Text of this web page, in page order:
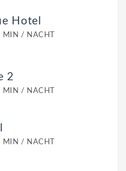
Hotel
MIN / NACHT
2
MIN / NACHT
MIN / NACHT